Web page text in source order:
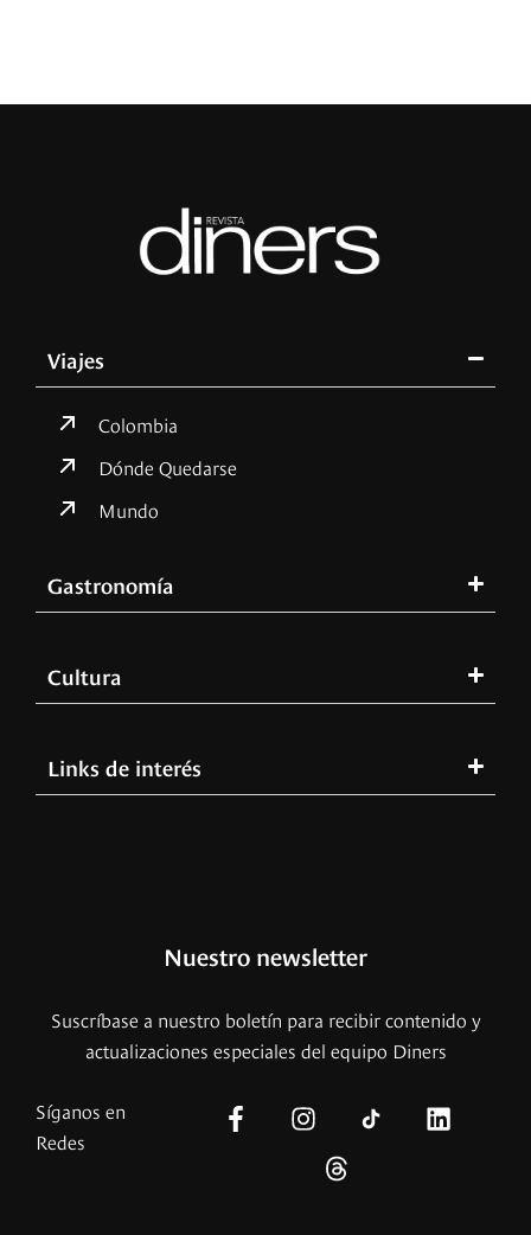
Viajes
Colombia
Dónde Quedarse
Mundo
Gastronomía
Cultura
Links de interés
Nuestro newsletter
Suscríbase a nuestro boletín para recibir contenido y
actualizaciones especiales del equipo Diners
Síganos en
Redes